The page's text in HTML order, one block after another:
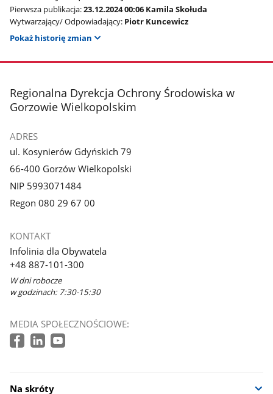
Pierwsza publikacja:23.12.2024 00:06 Kamila Skołuda
Wytwarzający/ Odpowiadający: Piotr Kuncewicz
Pokaż historię zmian
stopka
Regionalna Dyrekcja Ochrony Środowiska w
Gorzowie Wielkopolskim
ADRES
ul. Kosynierów Gdyńskich 79
66-400 Gorzów Wielkopolski
NIP 5993071484
Regon 080 29 67 00
KONTAKT
Infolinia dla Obywatela
+48 887-101-300
W dni robocze
w godzinach: 7:30-15:30
MEDIA SPOŁECZNOŚCIOWE:
Na skróty